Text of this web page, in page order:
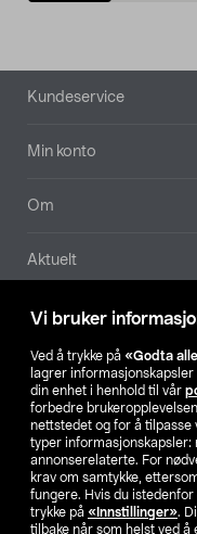
Vi bruker
Ved å trykke på «Godta
lagrer
din enhet i henhold til vår
forbedre
nettstedet og for å tilpasse
typer informasjonskapsler:
annonserelaterte. For
krav om samtykke,
fungere. Hvis du istedenfor
trykke på «Innstillinger».
tilbake når som helst ved
Bunntekst
Kundeservice
Min konto
Om
Aktuelt
Våre selskaper